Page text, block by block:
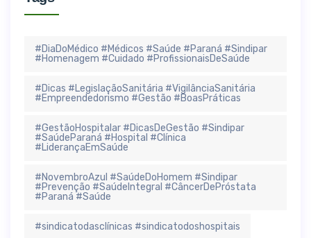
#DiaDoMédico #Médicos #Saúde #Paraná #Sindipar
#Homenagem #Cuidado #ProfissionaisDeSaúde
#Dicas #LegislaçãoSanitária #VigilânciaSanitária
#Empreendedorismo #Gestão #BoasPráticas
#GestãoHospitalar #DicasDeGestão #Sindipar
#SaúdeParaná #Hospital #Clínica
#LiderançaEmSaúde
#NovembroAzul #SaúdeDoHomem #Sindipar
#Prevenção #SaúdeIntegral #CâncerDePróstata
#Paraná #Saúde
#sindicatodasclínicas #sindicatodoshospitais